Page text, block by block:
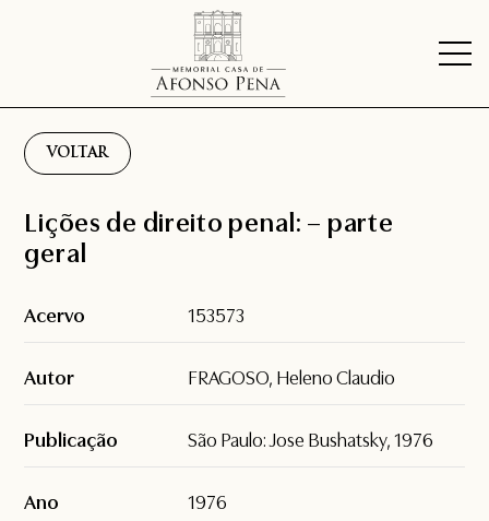
VOLTAR
Lições de direito penal: – parte
geral
Acervo 153573
Autor FRAGOSO, Heleno Claudio
Publicação São Paulo: Jose Bushatsky, 1976
Ano 1976